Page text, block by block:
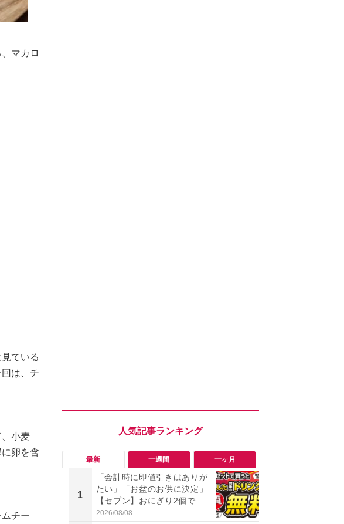
マカロ
ている
は、チ
小麦
卵を含
チー
最新 一週間 一ヶ月
1
「会計時に即値引きはありが
たい」「お盆のお供に決定」
【セブン】おにぎり2個でド
リンク1本が実質無料の神企
2026/08/08